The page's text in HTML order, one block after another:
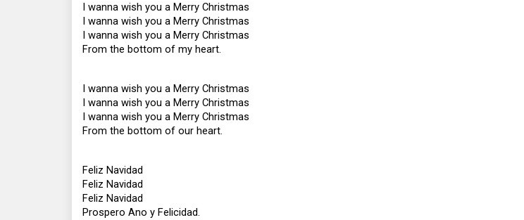
I wanna wish you a Merry Christmas
I wanna wish you a Merry Christmas
I wanna wish you a Merry Christmas
From the bottom of my heart.
I wanna wish you a Merry Christmas
I wanna wish you a Merry Christmas
I wanna wish you a Merry Christmas
From the bottom of our heart.
Feliz Navidad
Feliz Navidad
Feliz Navidad
Prospero Ano y Felicidad.